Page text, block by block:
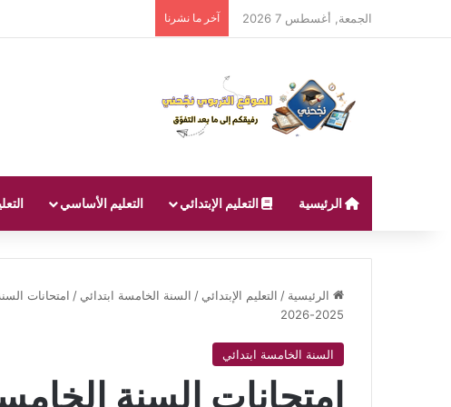
الجمعة, أغسطس 7 2026 آخر ما نشرنا
الرئيسية التعليم الإبتدائي التعليم الأساسي
الرئيسية / التعليم الإبتدائي / السنة الخامسة ابتدائي / امتحانات
2025-2026
السنة الخامسة ابتدائي
امتحانات السنة